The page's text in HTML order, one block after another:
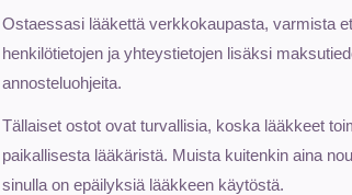
Ostaessasi lääkettä verkkokaupasta, varmista
henkilötietojen ja yhteystietojen lisäksi
annosteluohjeita.
Tällaiset ostot ovat turvallisia, koska lääkkeet
paikallisesta lääkäristä. Muista kuitenkin aina
sinulla on epäilyksiä lääkkeen käytöstä.